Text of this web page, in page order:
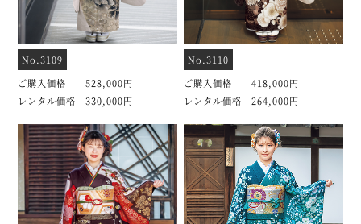
No.3109
ご購入価格 528,000円
レンタル価格 330,000円
No.3110
ご購入価格 418,000円
レンタル価格 264,000円